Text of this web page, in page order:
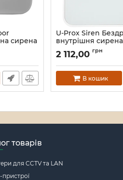
сирена
U-Prox Siren
внутрішня сирена
Артикул:16_107739
2 112,00 грн
В кошик
товарів
для CCTV та LAN
пристрої